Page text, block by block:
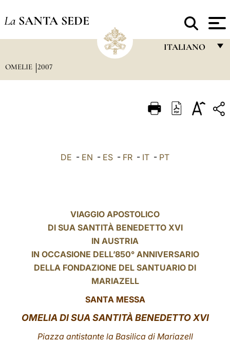
La SANTA SEDE
ITALIANO
ITALIANO
中文
OMELIE 2007
DE - EN - ES - FR - IT - PT
VIAGGIO APOSTOLICO
DI SUA SANTITÀ BENEDETTO XVI
IN AUSTRIA
IN OCCASIONE DELL’850° ANNIVERSARIO
DELLA FONDAZIONE DEL SANTUARIO DI
MARIAZELL
SANTA MESSA
OMELIA DI SUA SANTITÀ BENEDETTO XVI
Piazza antistante la Basilica di Mariazell